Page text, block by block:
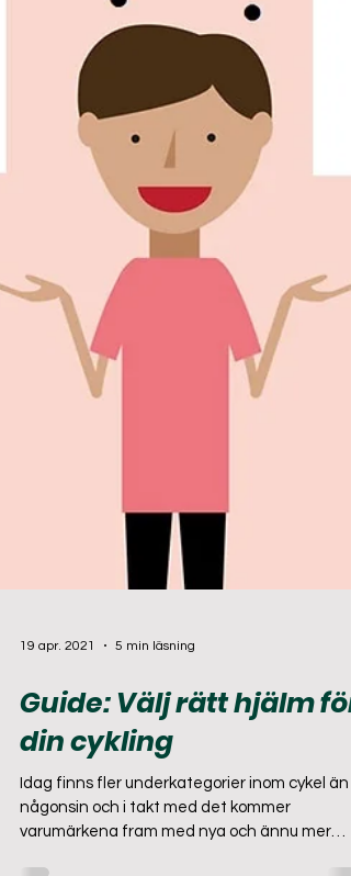
19 apr. 2021 5 min läsning
Guide: Välj rätt hjälm för
din cykling